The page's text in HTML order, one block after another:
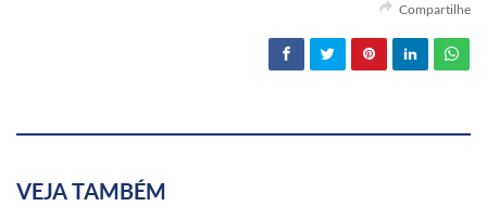
Compartilhe
VEJA TAMBÉM